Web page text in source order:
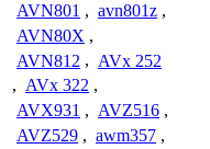
AVN801 , avn801z ,
AVN80X ,
AVN812 , AVx 252
, AVx 322 ,
AVX931 , AVZ516 ,
AVZ529 , awm357 ,